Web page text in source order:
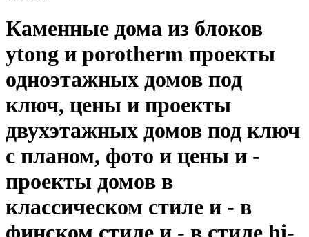
Каменные дома из блоков
ytong и porotherm проекты
одноэтажных домов под
ключ, цены и проекты
двухэтажных домов под ключ
с планом, фото и цены и -
проекты домов в
классическом стиле и - в
финском стиле и - в стиле hi-